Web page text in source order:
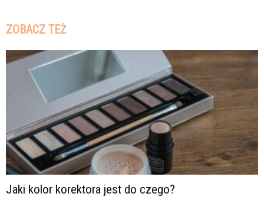
ZOBACZ TEŻ
Jaki kolor korektora jest do czego?